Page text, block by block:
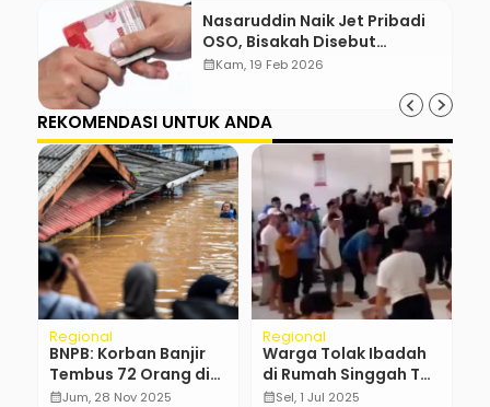
Nasaruddin Naik Jet Pribadi
OSO, Bisakah Disebut
Gratifikasi?
calendar_monthKam, 19 Feb 2026
REKOMENDASI UNTUK ANDA
Regional
BNPB: Korban Banjir
Tembus 72 Orang di
Sumatera
calendar_monthJum, 28 Nov 2025
Regional
Warga Tolak Ibadah
di Rumah Singgah Tak
Berizin
calendar_monthSel, 1 Jul 2025